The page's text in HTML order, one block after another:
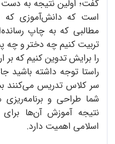
گفت؛ اولین نتیجه به
است که دانش‌آموزی که
مطالبی که به چاپ
تربیت کنیم چه دختر و چه
را برایش تدوین کنیم که بر
راستا توجه داشته باشید
سر کلاس تدریس می‌کنند
شما طراحی و برنامه‌ریزی
نتیجه آموزش آن‌ها
اسلامی اهمیت دارد.